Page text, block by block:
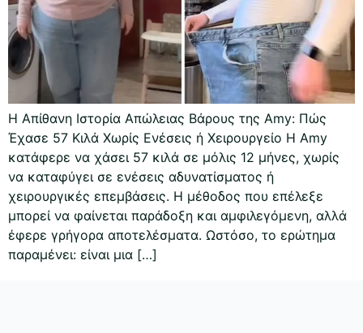
Η Απίθανη Ιστορία Απώλειας Βάρους της Amy: Πώς
Έχασε 57 Κιλά Χωρίς Ενέσεις ή Χειρουργείο Η Amy
κατάφερε να χάσει 57 κιλά σε μόλις 12 μήνες, χωρίς
να καταφύγει σε ενέσεις αδυνατίσματος ή
χειρουργικές επεμβάσεις. Η μέθοδος που επέλεξε
μπορεί να φαίνεται παράδοξη και αμφιλεγόμενη, αλλά
έφερε γρήγορα αποτελέσματα. Ωστόσο, το ερώτημα
παραμένει: είναι μια […]